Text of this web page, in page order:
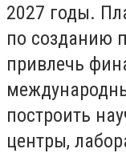
2027 годы.
по созданию
привлечь
построить
центры,